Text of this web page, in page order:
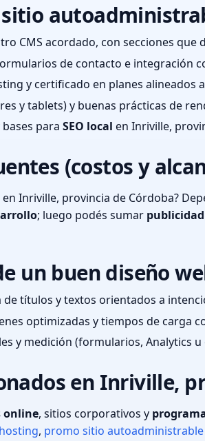
CMS acordado, con secciones que
de contacto e integración
y certificado en planes alineados
y tablets) y buenas prácticas de
bases para SEO local en Inriville,
(costos y
en Inriville, provincia de Córdoba?
; luego podés sumar publicidad
un buen diseño
títulos y textos orientados a
optimizadas y tiempos de carga
y medición (formularios, Analytics
en Inriville,
online, sitios corporativos y
, promo sitio autoadministrable